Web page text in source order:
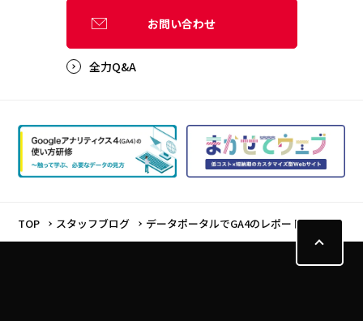
お問い合わせ
全力Q&A
TOP スタッフブログ データポータルでGA4のレポート作成